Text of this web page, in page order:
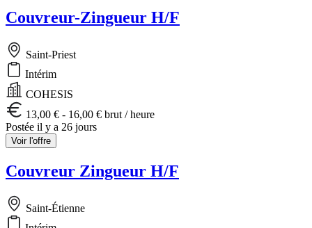
Couvreur-Zingueur H/F
Saint-Priest
Intérim
COHESIS
13,00 € - 16,00 € brut / heure
Postée il y a 26 jours
Voir l'offre
Couvreur Zingueur H/F
Saint-Étienne